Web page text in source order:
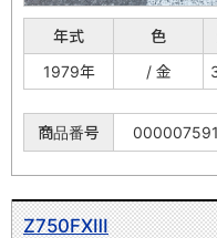
年式 色
1979年
/ 金
商品番号
Z750FXⅢ